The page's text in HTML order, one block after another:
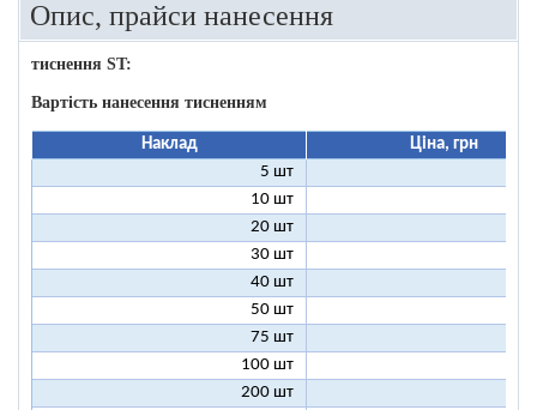
Опис, прайси нанесення
тиснення ST:
Вартість нанесення тисненням
Наклад
Ціна, грн
5 шт
10 шт
20 шт
30 шт
40 шт
50 шт
75 шт
100 шт
200 шт